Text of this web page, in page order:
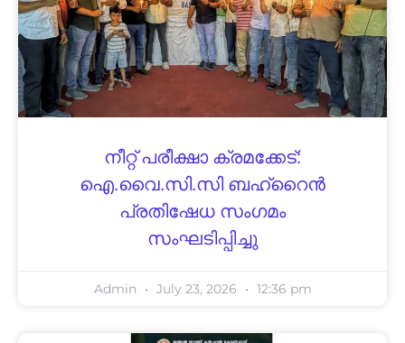
നീറ്റ് പരീക്ഷാ ക്രമക്കേട്:
ഐ.വൈ.സി.സി ബഹ്‌റൈൻ
പ്രതിഷേധ സംഗമം
സംഘടിപ്പിച്ചു
Admin July 23, 2026 12:36 pm